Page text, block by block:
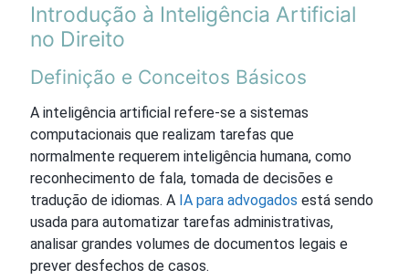
Introdução à Inteligência Artificial
no Direito
Definição e Conceitos Básicos
A inteligência artificial refere-se a sistemas
computacionais que realizam tarefas que
normalmente requerem inteligência humana, como
reconhecimento de fala, tomada de decisões e
tradução de idiomas. A IA para advogados está sendo
usada para automatizar tarefas administrativas,
analisar grandes volumes de documentos legais e
prever desfechos de casos.